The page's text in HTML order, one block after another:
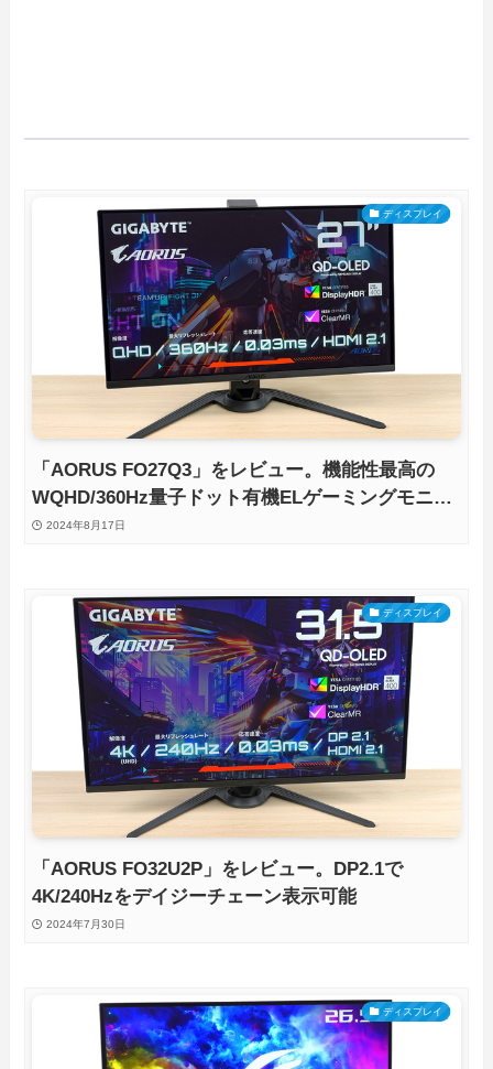
ディスプレイ
「AORUS FO27Q3」をレビュー。機能性最高の
WQHD/360Hz量子ドット有機ELゲーミングモニタ
を徹底検証
2024年8月17日
ディスプレイ
「AORUS FO32U2P」をレビュー。DP2.1で
4K/240Hzをデイジーチェーン表示可能
2024年7月30日
ディスプレイ